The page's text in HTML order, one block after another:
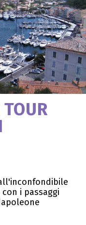
i passaggi